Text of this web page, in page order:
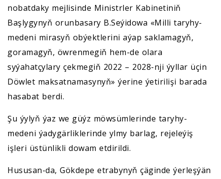
nobatdaky mejlisinde Ministrler Kabinetiniň
Başlygynyň orunbasary B.Seýidowa «Milli taryhy-
medeni mirasyň obýektlerini aýap saklamagyň,
goramagyň, öwrenmegiň hem-de olara
syýahatçylary çekmegiň 2022 – 2028-nji ýyllar üçin
Döwlet maksatnamasynyň» ýerine ýetirilişi barada
hasabat berdi.
Şu ýylyň ýaz we güýz möwsümlerinde taryhy-
medeni ýadygärliklerinde ylmy barlag, rejeleýiş
işleri üstünlikli dowam etdirildi.
Hususan-da, Gökdepe etrabynyň çäginde ýerleşýän